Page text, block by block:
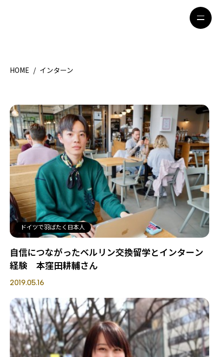
HOME
観光ガイド
留学＆キャリア
ライフスタイル
著者一覧
ライター募集
HOME / インターン
ドイツで羽ばたく日本人
自信につながったベルリン交換留学とインターン
経験 本窪田耕輔さん
2019.05.16